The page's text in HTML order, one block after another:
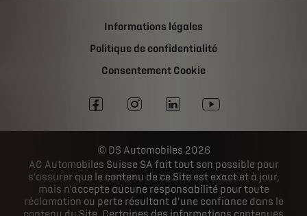
Informations légales
Politique de confidentialité
Consentement Cookie
DS Automobiles 2026
AC Automobiles Suisse SA fait tout son possible pour
s'assurer que le contenu de ce Site est exact et à jour,
mais n'accepte aucune responsabilité pour toute
réclamation ou perte résultant d'une confiance dans le